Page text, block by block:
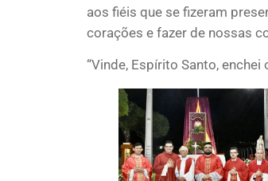
aos fiéis que se fizeram
corações e fazer de nossas
“Vinde, Espírito Santo,